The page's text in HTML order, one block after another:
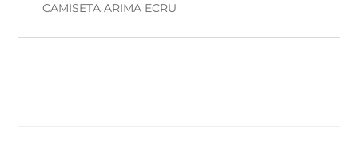
CAMISETA ARIMA ECRU